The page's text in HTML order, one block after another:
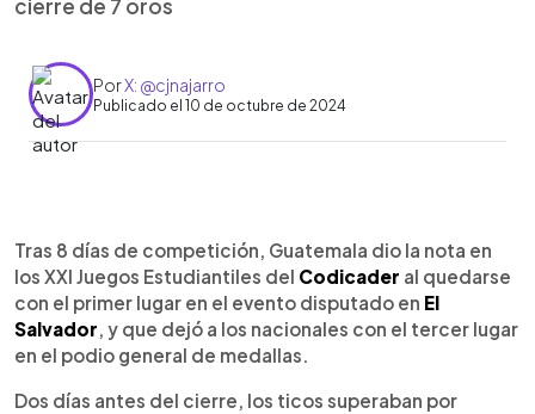
cierre de 7 oros
PorX: @cjnajarro
Publicado el 10 de octubre de 2024
► Escuchar artículo
Tras 8 días de competición, Guatemala dio la nota en
los XXI Juegos Estudiantiles del Codicader al quedarse
con el primer lugar en el evento disputado en El
Salvador, y que dejó a los nacionales con el tercer lugar
en el podio general de medallas.
Dos días antes del cierre, los ticos superaban por